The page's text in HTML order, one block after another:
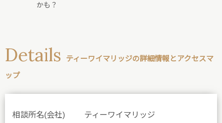
かも？
Details
ティーワイマリッジの詳細情報とアクセスマ
ップ
相談所名(会社) ティーワイマリッジ